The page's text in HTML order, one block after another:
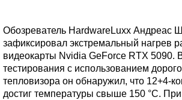
Обозреватель HardwareLuxx Андреас
зафиксировал экстремальный нагрев
видеокарты Nvidia GeForce RTX 5090.
тестирования с использованием
тепловизора он обнаружил, что 12+4-
достиг температуры свыше 150 °C.